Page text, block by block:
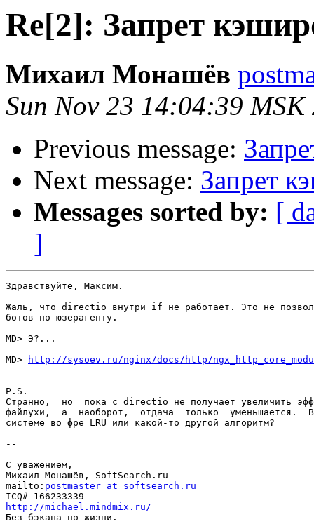
Re[2]: Запрет
Михаил Монашёв
Sun Nov 23 14:04:39 MSK
Previous message:
Next message: Запрет
Messages sorted by: [
]
Здравствуйте, Максим.
Жаль, что directio внутри if не работает. Это не
ботов по юзерагенту.
MD> Э?...
MD>
http://sysoev.ru/nginx/docs/http/
P.S.
Странно,  но  пока с directio не получает увеличить
файлухи,  а  наоборот,  отдача  только  уменьшается.
системе во фре LRU или какой-то другой алгоритм?
--
С уважением,
Михаил Монашёв, SoftSearch.ru
mailto: postmaster at softsearch.ru
http://michael.mindmix.ru/
Без бэкапа по жизни.